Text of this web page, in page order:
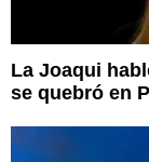
La Joaqui
se quebró en